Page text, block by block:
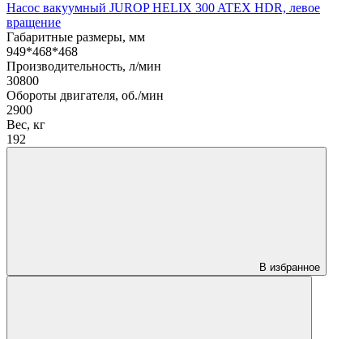
Насос вакуумный JUROP HELIX 300 ATEX HDR, левое
вращение
Габаритные размеры, мм
949*468*468
Производительность, л/мин
30800
Обороты двигателя, об./мин
2900
Вес, кг
192
В избранное